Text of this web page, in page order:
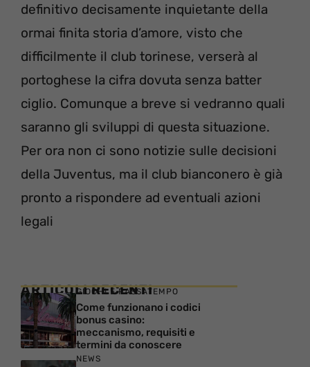
definitivo decisamente inquietante della
ormai finita storia d’amore, visto che
difficilmente il club torinese, verserà al
portoghese la cifra dovuta senza batter
ciglio. Comunque a breve si vedranno quali
saranno gli sviluppi di questa situazione.
Per ora non ci sono notizie sulle decisioni
della Juventus, ma il club bianconero è già
pronto a rispondere ad eventuali azioni
legali
ARTICOLI RECENTI
GIOCHI E PASSATEMPO
Come funzionano i codici
bonus casino:
meccanismo, requisiti e
termini da conoscere
NEWS